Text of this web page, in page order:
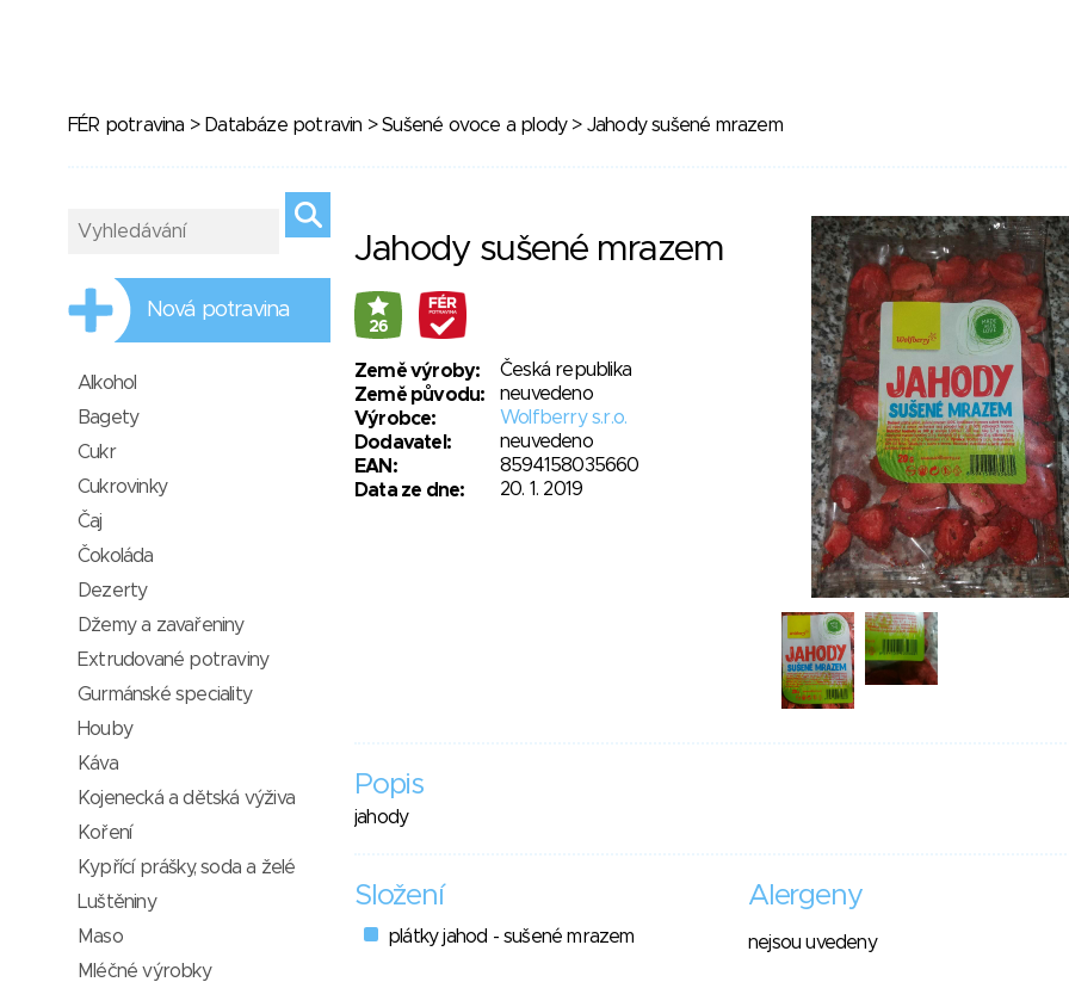
FÉR potravina > Databáze potravin >Sušené ovoce a plody> Jahody sušené mrazem
Jahody sušené mrazem
26
Země výroby:
Česká republika
Země původu:
neuvedeno
Výrobce:
Wolfberry s.r.o.
Dodavatel:
neuvedeno
EAN:
8594158035660
Data ze dne:
20. 1. 2019
Popis
jahody
Složení
plátky jahod - sušené mrazem
Alergeny
nejsou uvedeny
Nová potravina
Alkohol
Bagety
Cukr
Cukrovinky
Čaj
Čokoláda
Dezerty
Džemy a zavařeniny
Extrudované potraviny
Gurmánské speciality
Houby
Káva
Kojenecká a dětská výživa
Koření
Kypřící prášky, soda a želé
Luštěniny
Maso
Mléčné výrobky